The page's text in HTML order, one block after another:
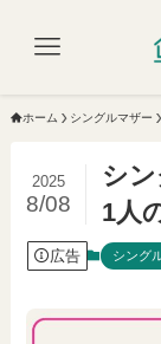
ホーム シングルマザー
シ
1人
2025
8/08
広告 シング